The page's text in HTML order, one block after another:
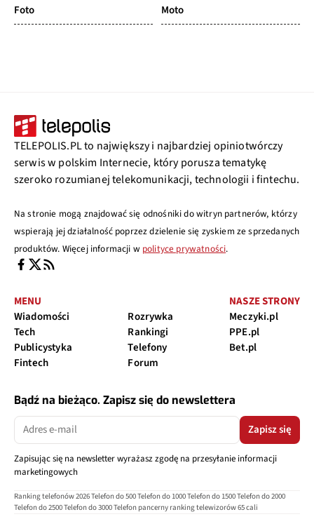
Foto
Moto
TELEPOLIS.PL to największy i najbardziej opiniotwórczy
serwis w polskim Internecie, który porusza tematykę
szeroko rozumianej telekomunikacji, technologii i fintechu.
Na stronie mogą znajdować się odnośniki do witryn partnerów, którzy
wspierają jej działalność poprzez dzielenie się zyskiem ze sprzedanych
produktów. Więcej informacji w polityce prywatności.
MENU
Wiadomości
Tech
Publicystyka
Fintech
Rozrywka
Rankingi
Telefony
Forum
NASZE STRONY
Meczyki.pl
PPE.pl
Bet.pl
Bądź na bieżąco. Zapisz się do newslettera
Zapisz się
Zapisując się na newsletter wyrażasz zgodę na przesyłanie informacji
marketingowych
Ranking telefonów 2026Telefon do 500Telefon do 1000Telefon do 1500Telefon do 2000
Telefon do 2500Telefon do 3000Telefon pancerny ranking telewizorów 65 cali